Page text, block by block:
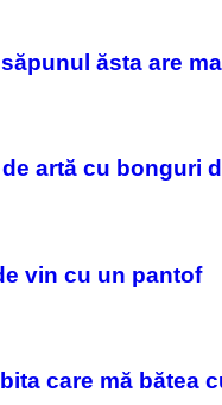
ăsta are
artă cu bonguri
vin cu un pantof
care mă bătea